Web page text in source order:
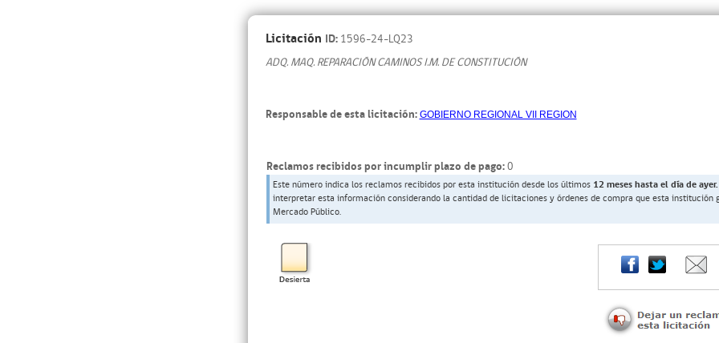
Licitación ID: 1596-24-LQ23
ADQ. MAQ. REPARACIÓN CAMINOS I.M. DE CONSTITUCIÓN
Responsable de esta licitación:GOBIERNO REGIONAL VII REGION
Reclamos recibidos por incumplir plazo de pago:0
Este número indica los reclamos recibidos por esta institución desde los últimos 12 meses hasta el día de ayer.
interpretar esta información considerando la cantidad de licitaciones y órdenes de compra que esta institución
Mercado Público.